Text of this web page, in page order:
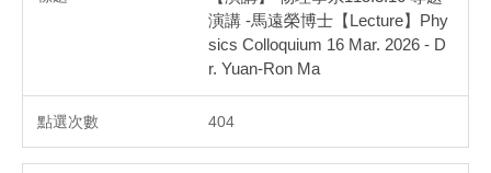
演講 -馬遠榮博士【Lecture】Phy
sics Colloquium 16 Mar. 2026 - D
r. Yuan-Ron Ma
404